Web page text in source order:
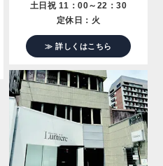
土日祝 11：00～22：30
定休日：火
≫ 詳しくはこちら